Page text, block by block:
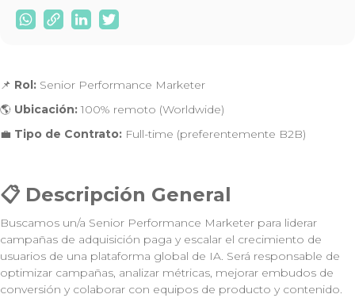
📌 Rol: Senior Performance Marketer
🌎 Ubicación:100% remoto (Worldwide)
💼 Tipo de Contrato: Full-time (preferentemente B2B)
📋 Descripción General
Buscamos un/a Senior Performance Marketer para liderar
campañas de adquisición paga y escalar el crecimiento de
usuarios de una plataforma global de IA. Será responsable de
optimizar campañas, analizar métricas, mejorar embudos de
conversión y colaborar con equipos de producto y contenido.